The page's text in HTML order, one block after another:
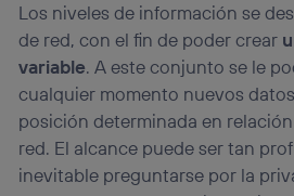
Los niveles de información se
de red, con el fin de poder crear
variable. A este conjunto se le
cualquier momento nuevos
posición determinada en
red. El alcance puede ser tan
inevitable preguntarse por la